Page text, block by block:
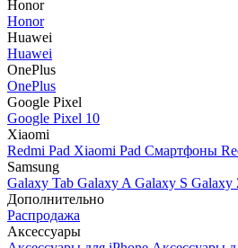
Honor
Honor
Huawei
Huawei
OnePlus
OnePlus
Google Pixel
Google Pixel 10
Xiaomi
Redmi Pad Xiaomi Pad Смартфоны
Samsung
Galaxy Tab Galaxy A Galaxy S Galaxy
Дополнительно
Распродажа
Аксессуары